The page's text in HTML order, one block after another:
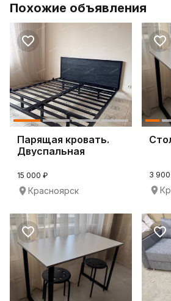
Похожие объявления
Парящая кровать.
Двуспальная
лофт
15 000 ₽
Красноярск
3